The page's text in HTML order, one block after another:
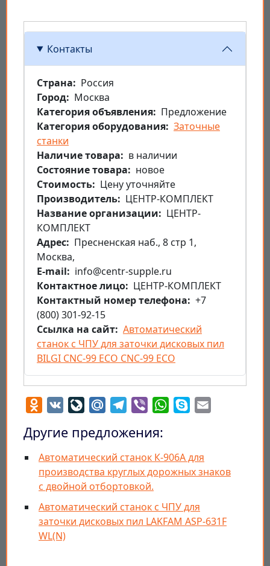
Контакты
Страна
Россия
Город
Москва
Категория объявления
Предложение
Категория оборудования Заточные
станки
Наличие товара
в наличии
Состояние товара
новое
Стоимость
Цену уточняйте
Производитель
ЦЕНТР-КОМПЛЕКТ
Название организации
ЦЕНТР-
КОМПЛЕКТ
Aдрес
Пресненская наб., 8 стр 1,
Москва,
E-mail
info@centr-supple.ru
Контактное лицо
ЦЕНТР-КОМПЛЕКТ
Контактный номер телефона
+7
(800) 301-92-15
Ссылка на сайт Автоматический
станок с ЧПУ для заточки дисковых пил
BILGI CNC-99 ECO CNC-99 ECO
Odnoklassniki
VK LiveJournal
Mail.RuTelegram
Viber WhatsApp
Skype
Другие предложения:
Автоматический станок К-906А для
производства круглых дорожных знаков
с двойной отбортовкой.
Автоматический станок с ЧПУ для
заточки дисковых пил LAKFAM ASP-631F
WL(N)